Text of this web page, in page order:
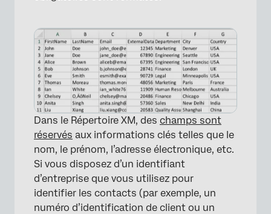
Dans le Répertoire XM, des champs sont
réservés aux informations clés telles que le
nom, le prénom, l’adresse électronique, etc.
Si vous disposez d’un identifiant
d’entreprise que vous utilisez pour
identifier les contacts (par exemple, un
numéro d’identification de client ou un